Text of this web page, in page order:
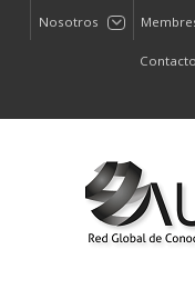
Nosotros
Contacto